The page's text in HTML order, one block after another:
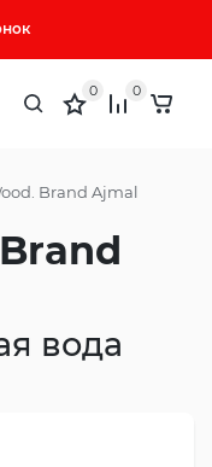
0 0
Brand Ajmal
вода